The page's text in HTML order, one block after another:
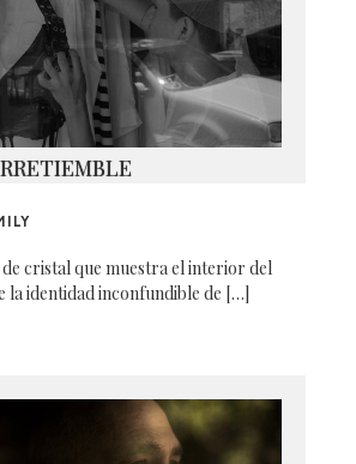
de cristal que muestra el interior del
la identidad inconfundible de […]